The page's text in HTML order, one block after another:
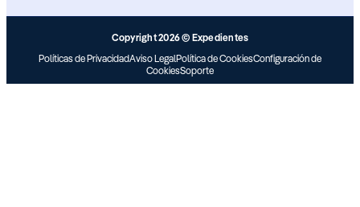
Copyright 2026 © Expedientes
Políticas de PrivacidadAviso LegalPolítica de CookiesConfiguración de
CookiesSoporte